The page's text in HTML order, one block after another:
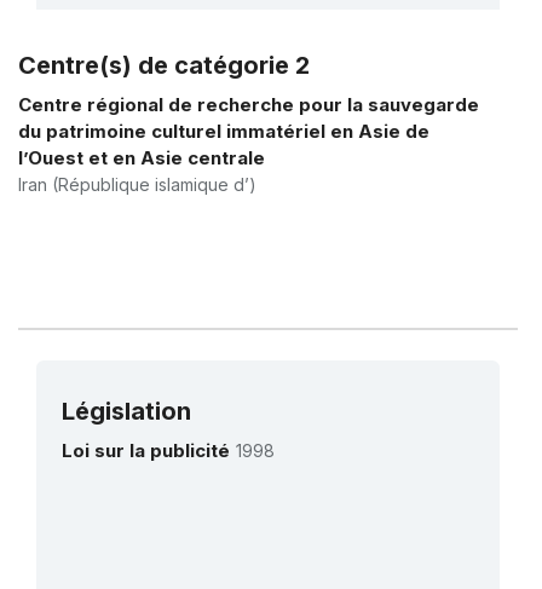
Plus de détails
Centre(s) de catégorie 2
Centre régional de recherche pour la sauvegarde
du patrimoine culturel immatériel en Asie de
l’Ouest et en Asie centrale
Iran (République islamique d’)
Législation
Loi sur la publicité 1998